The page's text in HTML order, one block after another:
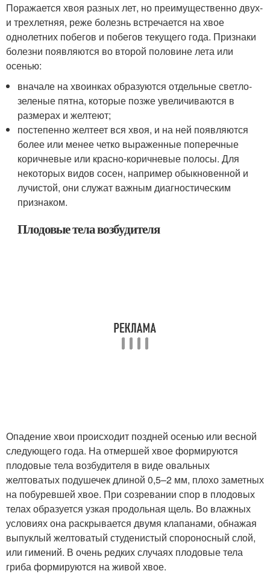
Поражается хвоя разных лет, но преимущественно двух-
и трехлетняя, реже болезнь встречается на хвое
однолетних побегов и побегов текущего года. Признаки
болезни появляются во второй половине лета или
осенью:
вначале на хвоинках образуются отдельные светло-
зеленые пятна, которые позже увеличиваются в
размерах и желтеют;
постепенно желтеет вся хвоя, и на ней появляются
более или менее четко выраженные поперечные
коричневые или красно-коричневые полосы. Для
некоторых видов сосен, например обыкновенной и
лучистой, они служат важным диагностическим
признаком.
Плодовые тела возбудителя
Опадение хвои происходит поздней осенью или весной
следующего года. На отмершей хвое формируются
плодовые тела возбудителя в виде овальных
желтоватых подушечек длиной 0,5–2 мм, плохо заметных
на побуревшей хвое. При созревании спор в плодовых
телах образуется узкая продольная щель. Во влажных
условиях она раскрывается двумя клапанами, обнажая
выпуклый желтоватый студенистый спороносный слой,
или гимений. В очень редких случаях плодовые тела
гриба формируются на живой хвое.